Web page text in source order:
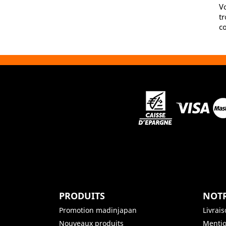
PRODUITS
Promotion madinjapan
Nouveaux produits